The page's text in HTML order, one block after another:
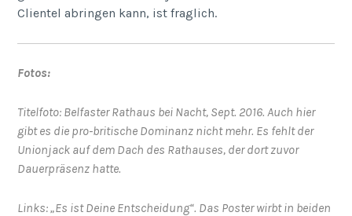
Clientel abringen kann, ist fraglich.
Fotos:
Titelfoto: Belfaster Rathaus bei Nacht, Sept. 2016. Auch hier
gibt es die pro-britische Dominanz nicht mehr. Es fehlt der
Unionjack auf dem Dach des Rathauses, der dort zuvor
Dauerpräsenz hatte.
Links: „Es ist Deine Entscheidung“. Das Poster wirbt in beiden